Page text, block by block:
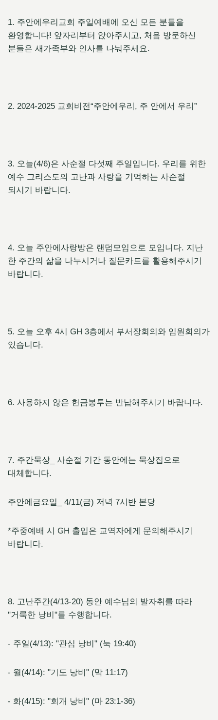
1. 주안에우리교회 주일예배에 오신 모든 분들을
환영합니다! 앞자리부터 앉아주시고, 처음 방문하신
분들은 새가족부와 인사를 나눠주세요.
2. 2024-2025 교회비전“주안에우리, 주 안에서 우리”
3. 오늘(4/6)은 사순절 다섯째 주일입니다. 우리를 위한
예수 그리스도의 고난과 사랑을 기억하는 사순절
되시기 바랍니다.
4. 오늘 주안에사랑방은 랜덤모임으로 모입니다. 지난
한 주간의 삶을 나누시거나 질문카드를 활용해주시기
바랍니다.
5. 오늘 오후 4시 GH 3층에서 부서장회의와 임원회의가
있습니다.
6. 사용하지 않은 헌금봉투는 반납해주시기 바랍니다.
7. 주간묵상_ 사순절 기간 동안에는 묵상집으로
대체합니다.
주안에금요일_ 4/11(금) 저녁 7시반 본당
*주중예배 시 GH 출입은 교역자에게 문의해주시기
바랍니다.
8. 고난주간(4/13-20) 동안 예수님의 발자취를 따라
"거룩한 낭비"를 수행합니다.
- 주일(4/13): "관심 낭비" (눅 19:40)
- 월(4/14): "기도 낭비" (막 11:17)
- 화(4/15): "회개 낭비" (마 23:1-36)